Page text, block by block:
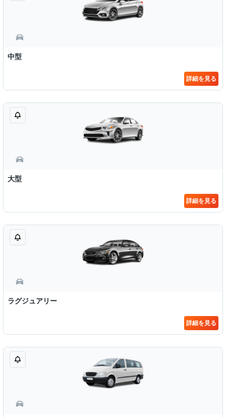
中型
詳細を見る
大型
詳細を見る
ラグジュアリー
詳細を見る